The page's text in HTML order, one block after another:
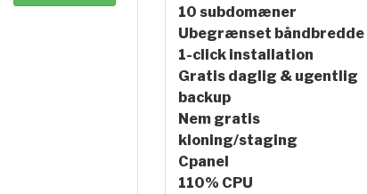
10 subdomæner
Ubegrænset båndbredde
1-click installation
Gratis daglig & ugentlig
backup
Nem gratis
kloning/staging
Cpanel
110% CPU